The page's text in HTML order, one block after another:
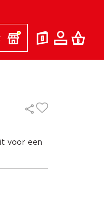
voor een